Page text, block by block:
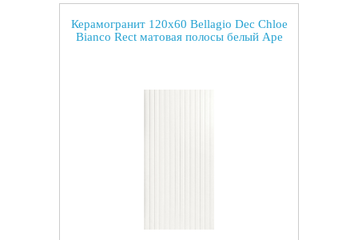
Керамогранит 120x60 Bellagio Dec Chloe
Bianco Rect матовая полосы белый Ape